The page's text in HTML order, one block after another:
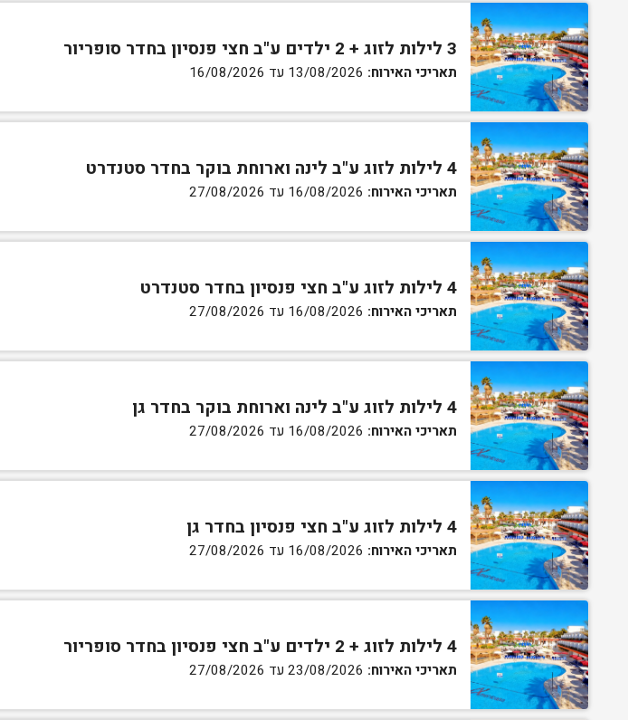
3 לילות לזוג + 2 ילדים ע"ב חצי פנסיון בחדר סופריור
תאריכי האירוח:
4 לילות לזוג ע"ב לינה וארוחת בוקר בחדר סטנדרט
תאריכי האירוח:
4 לילות לזוג ע"ב חצי פנסיון בחדר סטנדרט
תאריכי האירוח:
4 לילות לזוג ע"ב לינה וארוחת בוקר בחדר גן
תאריכי האירוח:
4 לילות לזוג ע"ב חצי פנסיון בחדר גן
תאריכי האירוח:
4 לילות לזוג + 2 ילדים ע"ב חצי פנסיון בחדר סופריור
תאריכי האירוח: